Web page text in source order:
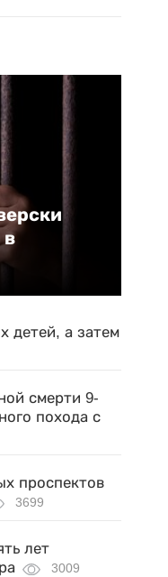
в
детей, а затем
смерти 9-
похода с
проспектов
3699
лет
3009